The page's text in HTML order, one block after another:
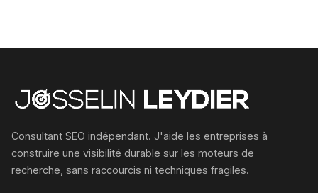
page. Je communique un délai précis au cadrage.
Consultant SEO indépendant. J'aide les entreprises à
construire une visibilité durable sur les moteurs de
recherche, sans raccourcis ni techniques fragiles.